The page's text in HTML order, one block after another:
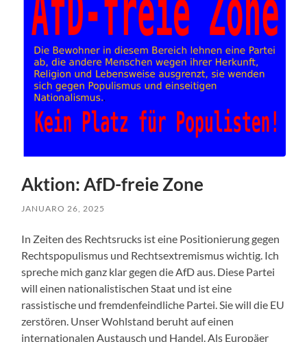
Aktion: AfD-freie Zone
JANUARO 26, 2025
In Zeiten des Rechtsrucks ist eine Positionierung gegen
Rechtspopulismus und Rechtsextremismus wichtig. Ich
spreche mich ganz klar gegen die AfD aus. Diese Partei
will einen nationalistischen Staat und ist eine
rassistische und fremdenfeindliche Partei. Sie will die EU
zerstören. Unser Wohlstand beruht auf einen
internationalen Austausch und Handel. Als Europäer